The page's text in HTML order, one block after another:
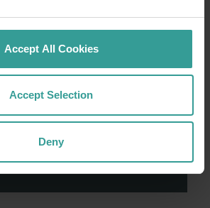
Accept All Cookies
Accept Selection
Deny
游局承认原住民是西澳大利亚的
向过去及现任长老表达敬意。我
社区的持续联系。我们认可并赞
代做出的卓越贡献，是他们将西
为如今的第一旅游圣地。